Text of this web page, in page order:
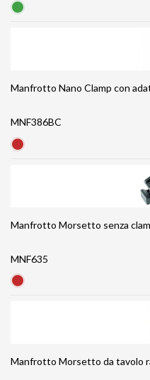
Manfrotto Nano Clamp con
MNF386BC
Manfrotto Morsetto senza
MNF635
Manfrotto Morsetto da tavolo